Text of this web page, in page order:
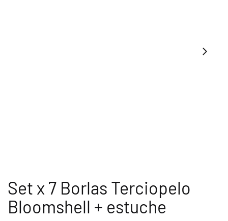
Set x 7 Borlas Terciopelo
Bloomshell + estuche